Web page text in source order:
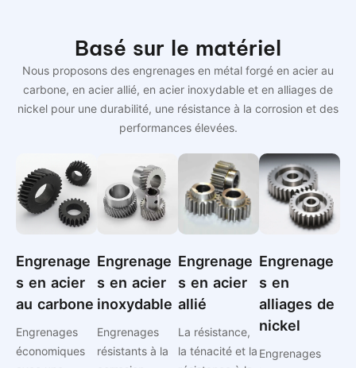
Basé sur le matériel
Nous proposons des engrenages en métal forgé en acier au
carbone, en acier allié, en acier inoxydable et en alliages de
nickel pour une durabilité, une résistance à la corrosion et des
performances élevées.
Engrenage
s en acier
au carbone
Engrenages
économiques
Engrenage
s en acier
inoxydable
Engrenages
résistants à la
Engrenage
s en acier
allié
La résistance,
la ténacité et la
Engrenage
s en
alliages de
nickel
Engrenages